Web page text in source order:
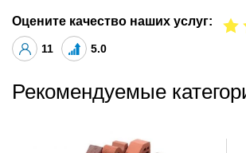
Оцените качество наших услуг:
11 5.0
Рекомендуемые